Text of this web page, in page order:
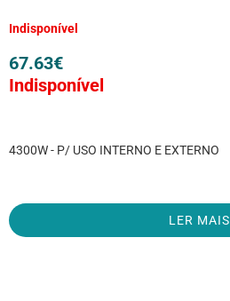
Indisponível
67.63€
Indisponível
4300W - P/ USO INTERNO E EXTERNO
LER MAIS